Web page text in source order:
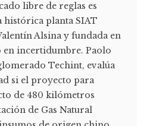
libre de reglas es
planta SIAT
Alsina y fundada en
en incertidumbre. Paolo
Techint, evalúa
si el proyecto para
de 480 kilómetros
de Gas Natural